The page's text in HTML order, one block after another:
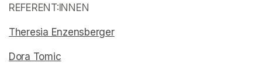
REFERENT:INNEN
Theresia Enzensberger(opens in a new tab)
(opens in a new tab)
Dora Tomic